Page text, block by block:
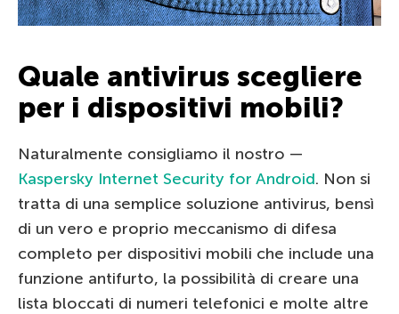
Quale antivirus scegliere
per i dispositivi mobili?
Naturalmente consigliamo il nostro —
Kaspersky Internet Security for Android. Non si
tratta di una semplice soluzione antivirus, bensì
di un vero e proprio meccanismo di difesa
completo per dispositivi mobili che include una
funzione antifurto, la possibilità di creare una
lista bloccati di numeri telefonici e molte altre